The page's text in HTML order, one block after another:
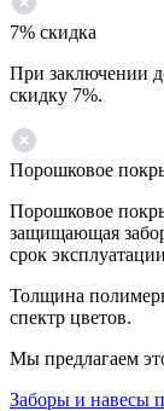
7% скидка
При заключении
скидку 7%.
Порошковое
Порошковое
защищающая
срок
Толщина
спектр цветов.
Мы предлагаем
Заборы и навесы